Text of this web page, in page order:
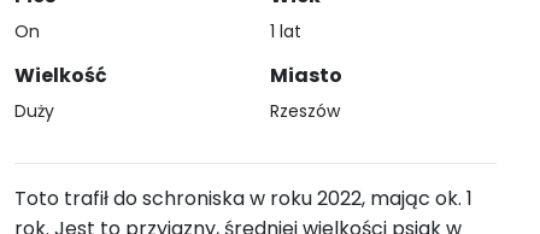
On
Wielkość
Duży
1 lat
Miasto
Rzeszów
Toto trafił do schroniska w roku 2022, mając ok. 1